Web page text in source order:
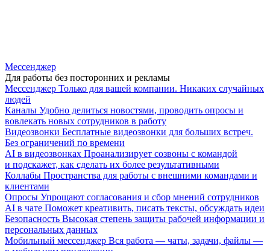
Мессенджер
Для работы без посторонних и рекламы
Мессенджер Только для вашей компании. Никаких случайных
людей
Каналы Удобно делиться новостями, проводить опросы и
вовлекать новых сотрудников в работу
Видеозвонки Бесплатные видеозвонки для больших встреч.
Без ограничений по времени
AI в видеозвонках Проанализирует созвоны с командой
и подскажет, как сделать их более результативными
Коллабы Пространства для работы с внешними командами и
клиентами
Опросы Упрощают согласования и сбор мнений сотрудников
AI в чате Поможет креативить, писать тексты, обсуждать идеи
Безопасность Высокая степень защиты рабочей информации и
персональных данных
Мобильный мессенджер Вся работа — чаты, задачи, файлы —